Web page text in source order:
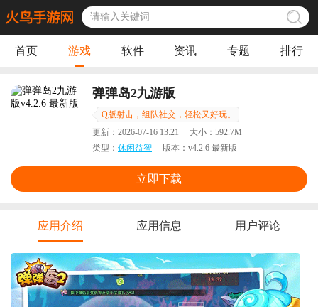
首页 游戏 软件 资讯 专题 排行
弹弹岛2九游版
Q版射击，组队社交，轻松又好玩。
更新： 2026-07-16 13:21 大小： 592.7M
类型： 休闲益智 版本： v4.2.6 最新版
立即下载
应用介绍 应用信息 用户评论